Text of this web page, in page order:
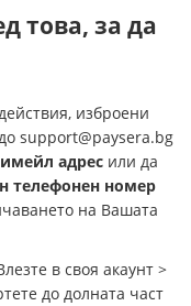
това, за да
изброени
support@paysera.bg
адрес или да
телефонен номер
на Вашата
в своя акаунт >
до долната част